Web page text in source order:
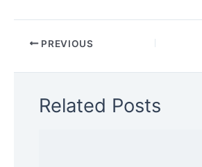
PREVIOUS
Related Posts